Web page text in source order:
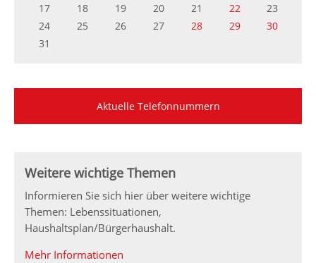
17
18 19 20 21 22
23
24
25 26 27 28 29
30
31
Aktuelle Telefonnummern
Weitere wichtige Themen
Informieren Sie sich hier über weitere wichtige
Themen: Lebenssituationen,
Haushaltsplan/Bürgerhaushalt.
Mehr Informationen